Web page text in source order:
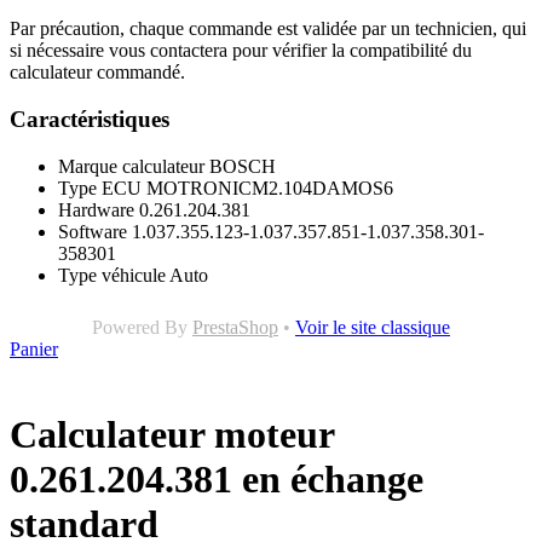
Par précaution, chaque commande est validée par un technicien, qui
si nécessaire vous contactera pour vérifier la compatibilité du
calculateur commandé.
Caractéristiques
Marque calculateur BOSCH
Type ECU MOTRONICM2.104DAMOS6
Hardware 0.261.204.381
Software 1.037.355.123-1.037.357.851-1.037.358.301-
358301
Type véhicule Auto
Powered By PrestaShop • Voir le site classique
Panier
Calculateur moteur
0.261.204.381 en échange
standard